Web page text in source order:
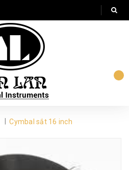
Cymbal sắt 16 inch